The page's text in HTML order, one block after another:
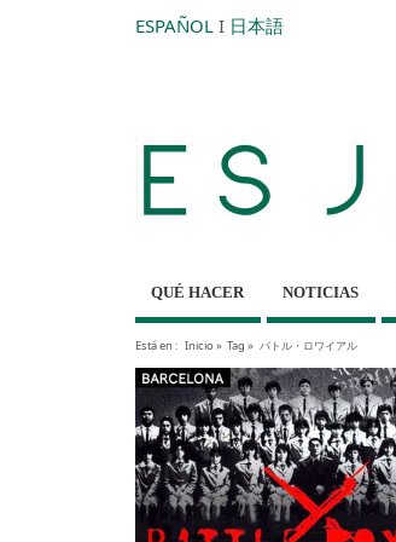
ESPAÑOL I 日本語
QUÉ HACER NOTICIAS
Está en : Inicio» Tag » バトル・ロワイアル